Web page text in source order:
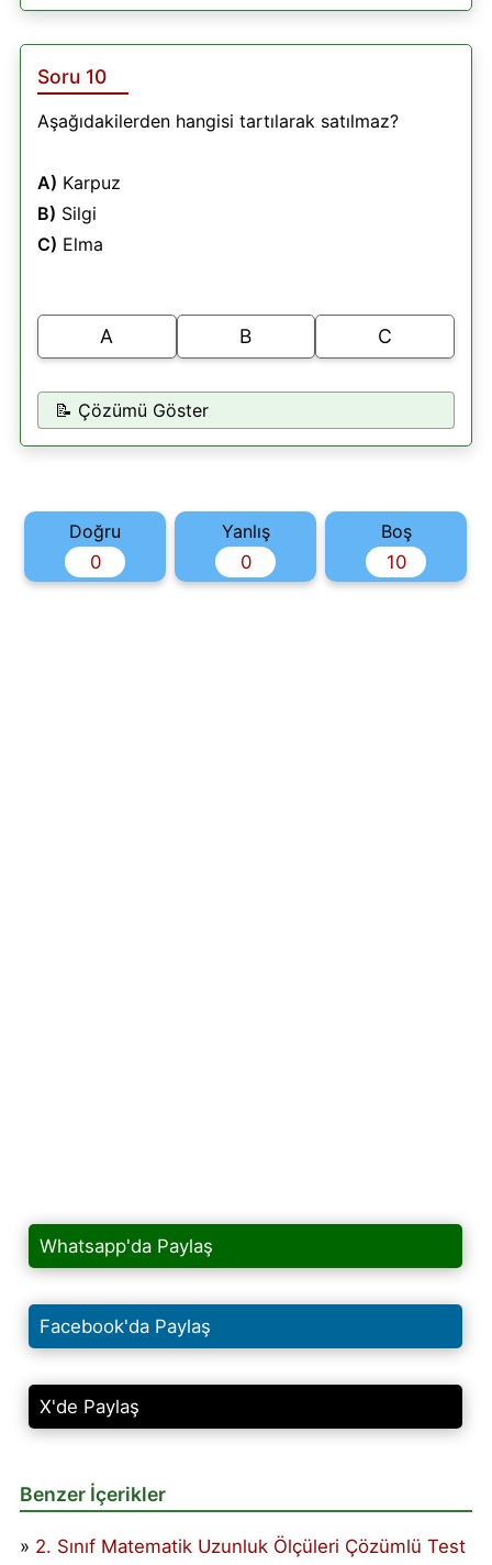
Soru 10
Aşağıdakilerden hangisi tartılarak satılmaz?
A) Karpuz
B) Silgi
C) Elma
A B C
📝 Çözümü Göster
Doğru
0
Yanlış
0
Boş
10
Whatsapp'da Paylaş
Facebook'da Paylaş
X'de Paylaş
Benzer İçerikler
2. Sınıf Matematik Uzunluk Ölçüleri Çözümlü Test